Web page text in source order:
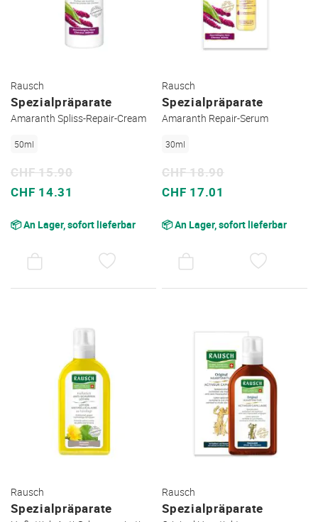
Rausch
Spezialpräparate
Amaranth Spliss-Repair-Cream
50ml
Sonderpreis
CHF 14.31
CHF 15.90
📦 An Lager, sofort lieferbar
Rausch
Spezialpräparate
Amaranth Repair-Serum
30ml
Sonderpreis
CHF 17.01
CHF 18.90
📦 An Lager, sofort lieferbar
Rausch
Spezialpräparate
Rausch
Spezialpräparate